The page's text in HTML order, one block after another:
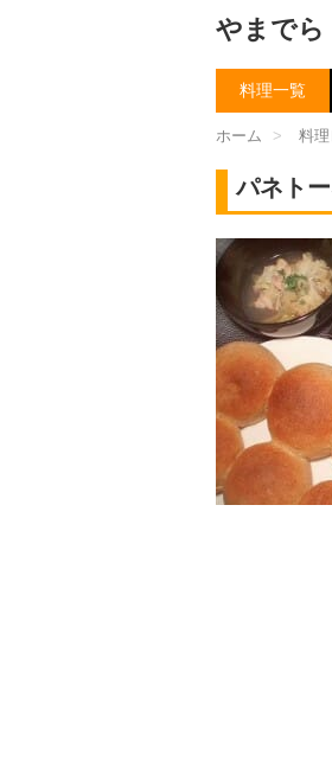
やまで
料理一覧
ホーム > 料
パネト